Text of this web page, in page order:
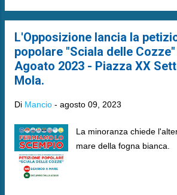
L'Opposizione lancia la
popolare "Sciala delle
Agoato 2023 - Piazza XX
Mola.
Di Mancio - agosto 09, 2023
La minoranza chiede
mare della fogna bianca.